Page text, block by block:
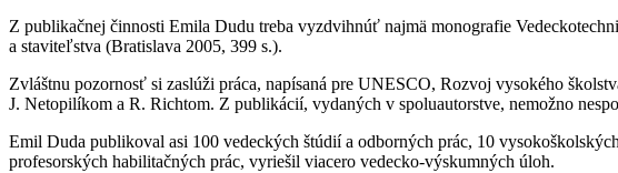
Z publikačnej činnosti Emila Dudu treba vyzdvihnúť najmä monografie
a staviteľstva (Bratislava 2005, 399 s.).
Zvláštnu pozornosť si zaslúži práca, napísaná pre UNESCO, Rozvoj vysokého
J. Netopilíkom a R. Richtom. Z publikácií, vydaných v spoluautorstve, nemožno
Emil Duda publikoval asi 100 vedeckých štúdií a odborných prác, 10
profesorských habilitačných prác, vyriešil viacero vedecko-výskumných úloh.